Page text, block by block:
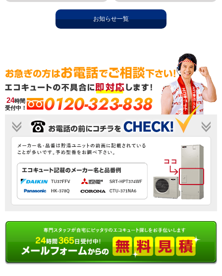
お知らせ一覧
24時間
受付中！
0120-323-838